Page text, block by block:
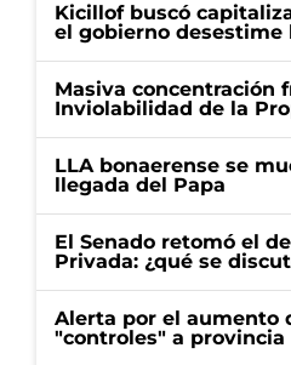
Kicillof buscó
el gobierno desestime
Masiva concentración
Inviolabilidad de la
LLA bonaerense se
llegada del Papa
El Senado retomó el
Privada: ¿qué se
Alerta por el aumento
"controles" a provincia